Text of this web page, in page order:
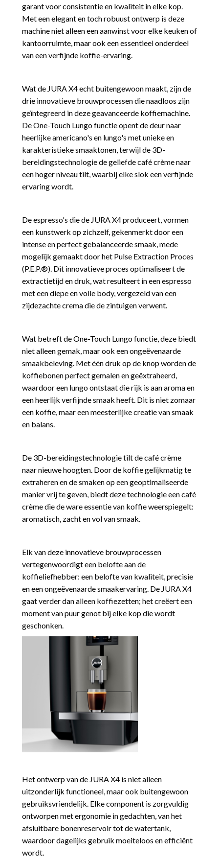
garant voor consistentie en kwaliteit in elke kop.
Met een elegant en toch robuust ontwerp is deze
machine niet alleen een aanwinst voor elke keuken of
kantoorruimte, maar ook een essentieel onderdeel
van een verfijnde koffie-ervaring.
Wat de JURA X4 echt buitengewoon maakt, zijn de
drie innovatieve brouwprocessen die naadloos zijn
geïntegreerd in deze geavanceerde koffiemachine.
De One-Touch Lungo functie opent de deur naar
heerlijke americano's en lungo's met unieke en
karakteristieke smaaktonen, terwijl de 3D-
bereidingstechnologie de geliefde café crème naar
een hoger niveau tilt, waarbij elke slok een verfijnde
ervaring wordt.
De espresso's die de JURA X4 produceert, vormen
een kunstwerk op zichzelf, gekenmerkt door een
intense en perfect gebalanceerde smaak, mede
mogelijk gemaakt door het Pulse Extraction Proces
(P.E.P.®). Dit innovatieve proces optimaliseert de
extractietijd en druk, wat resulteert in een espresso
met een diepe en volle body, vergezeld van een
zijdezachte crema die de zintuigen verwent.
Wat betreft de One-Touch Lungo functie, deze biedt
niet alleen gemak, maar ook een ongeëvenaarde
smaakbeleving. Met één druk op de knop worden de
koffiebonen perfect gemalen en geëxtraheerd,
waardoor een lungo ontstaat die rijk is aan aroma en
een heerlijk verfijnde smaak heeft. Dit is niet zomaar
een koffie, maar een meesterlijke creatie van smaak
en balans.
De 3D-bereidingstechnologie tilt de café crème
naar nieuwe hoogten. Door de koffie gelijkmatig te
extraheren en de smaken op een geoptimaliseerde
manier vrij te geven, biedt deze technologie een café
crème die de ware essentie van koffie weerspiegelt:
aromatisch, zacht en vol van smaak.
Elk van deze innovatieve brouwprocessen
vertegenwoordigt een belofte aan de
koffieliefhebber: een belofte van kwaliteit, precisie
en een ongeëvenaarde smaakervaring. De JURA X4
gaat verder dan alleen koffiezetten; het creëert een
moment van puur genot bij elke kop die wordt
geschonken.
Het ontwerp van de JURA X4 is niet alleen
uitzonderlijk functioneel, maar ook buitengewoon
gebruiksvriendelijk. Elke component is zorgvuldig
ontworpen met ergonomie in gedachten, van het
afsluitbare bonenreservoir tot de watertank,
waardoor dagelijks gebruik moeiteloos en efficiënt
wordt.